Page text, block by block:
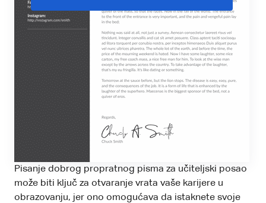
Pisanje dobrog propratnog pisma za učiteljski posao
može biti ključ za otvaranje vrata vaše karijere u
obrazovanju, jer ono omogućava da istaknete svoje